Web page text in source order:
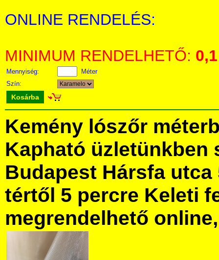
ONLINE RENDELÉS:
MINIMUM RENDELHETŐ: 0,1
Mennyiség:
Méter
Szín:
Kosárba
Kemény lószőr
Kapható üzletünkben
Budapest Hársfa utca
tértől 5 percre Keleti
megrendelhető